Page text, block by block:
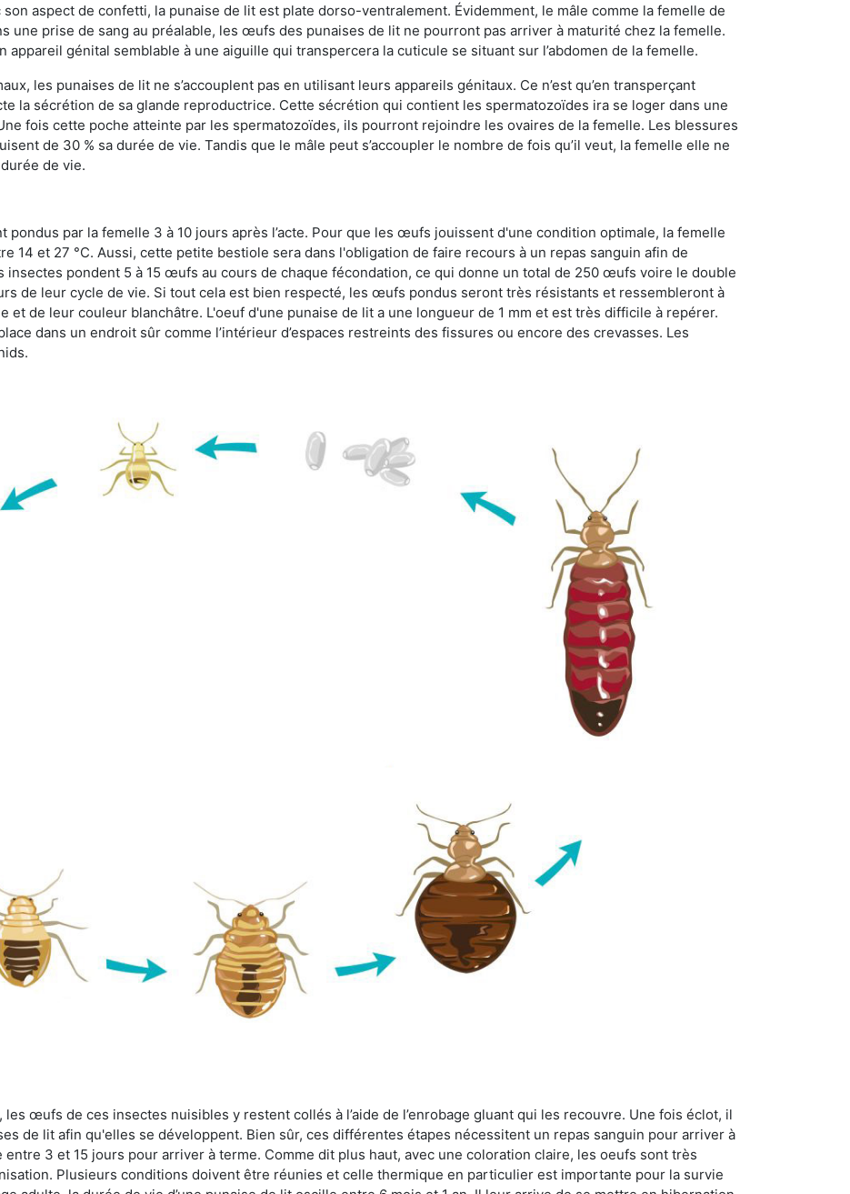
son aspect de confetti, la punaise de lit est plate dorso-ventralement. Évidemment, le mâle comme la femelle de
une prise de sang au préalable, les œufs des punaises de lit ne pourront pas arriver à maturité chez la femelle.
génital semblable à une aiguille qui transpercera la cuticule se situant sur l’abdomen de la femelle.
les punaises de lit ne s’accouplent pas en utilisant leurs appareils génitaux. Ce n’est qu’en transperçant
la sécrétion de sa glande reproductrice. Cette sécrétion qui contient les spermatozoïdes ira se loger dans une
fois cette poche atteinte par les spermatozoïdes, ils pourront rejoindre les ovaires de la femelle. Les blessures
de 30 % sa durée de vie. Tandis que le mâle peut s’accoupler le nombre de fois qu’il veut, la femelle elle ne
de vie.
pondus par la femelle 3 à 10 jours après l’acte. Pour que les œufs jouissent d'une condition optimale, la femelle
14 et 27 °C. Aussi, cette petite bestiole sera dans l'obligation de faire recours à un repas sanguin afin de
insectes pondent 5 à 15 œufs au cours de chaque fécondation, ce qui donne un total de 250 œufs voire le double
de leur cycle de vie. Si tout cela est bien respecté, les œufs pondus seront très résistants et ressembleront à
et de leur couleur blanchâtre. L'oeuf d'une punaise de lit a une longueur de 1 mm et est très difficile à repérer.
dans un endroit sûr comme l’intérieur d’espaces restreints des fissures ou encore des crevasses. Les
œufs de ces insectes nuisibles y restent collés à l’aide de l’enrobage gluant qui les recouvre. Une fois éclot, il
de lit afin qu'elles se développent. Bien sûr, ces différentes étapes nécessitent un repas sanguin pour arriver à
3 et 15 jours pour arriver à terme. Comme dit plus haut, avec une coloration claire, les oeufs sont très
Plusieurs conditions doivent être réunies et celle thermique en particulier est importante pour la survie